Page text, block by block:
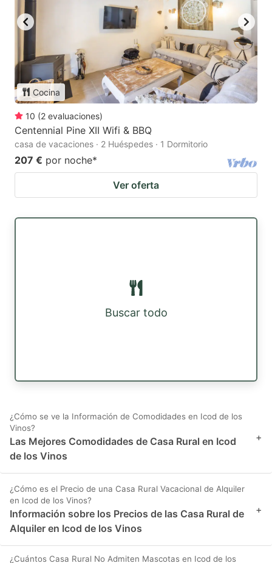
Cocina
10 (2 evaluaciones)
Centennial Pine XII Wifi & BBQ
casa de vacaciones · 2 Huéspedes · 1 Dormitorio
207 € por noche*
Ver oferta
Buscar todo
¿Cómo se ve la Información de Comodidades en Icod de los
Vinos?
Las Mejores Comodidades de Casa Rural en Icod
de los Vinos
+
¿Cómo es el Precio de una Casa Rural Vacacional de Alquiler
en Icod de los Vinos?
Información sobre los Precios de las Casa Rural de
Alquiler en Icod de los Vinos
+
¿Cuántos Casa Rural No Admiten Mascotas en Icod de los